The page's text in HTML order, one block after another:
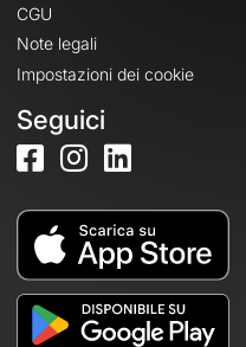
CGU
Note legali
Impostazioni dei cookie
Seguici